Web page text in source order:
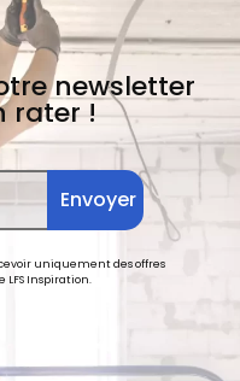
newsletter
rater !
uniquement des offres
Inspiration.